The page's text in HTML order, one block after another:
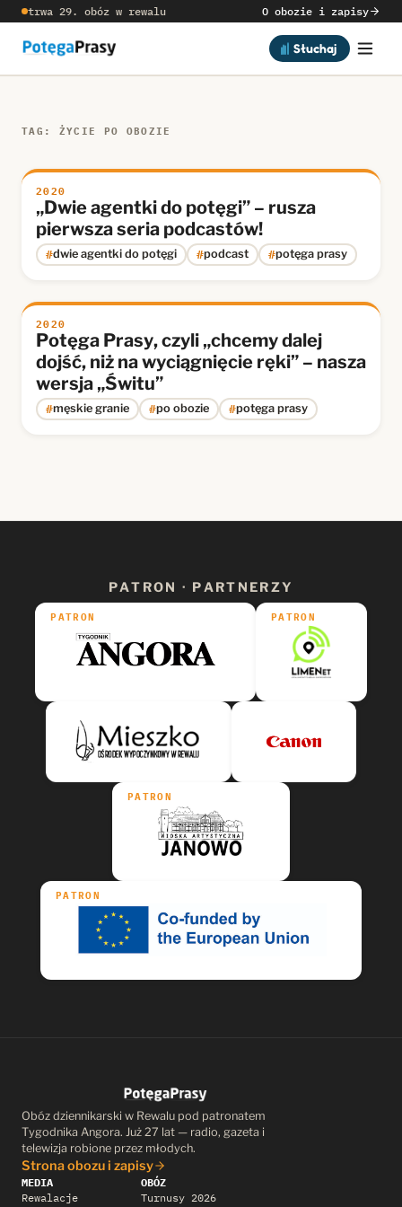
trwa 29. obóz w rewalu O obozie i zapisy
Słuchaj
TAG: ŻYCIE PO OBOZIE
2020
„Dwie agentki do potęgi” – rusza
pierwsza seria podcastów!
#dwie agentki do potęgi #podcast #potęga prasy
2020
Potęga Prasy, czyli „chcemy dalej
dojść, niż na wyciągnięcie ręki” – nasza
wersja „Świtu”
#męskie granie #po obozie #potęga prasy
PATRON · PARTNERZY
PATRON PATRON
PATRON
PATRON
Obóz dziennikarski w Rewalu pod patronatem
Tygodnika Angora. Już 27 lat — radio, gazeta i
telewizja robione przez młodych.
Strona obozu i zapisy
MEDIA
Rewalacje
OBÓZ
Turnusy 2026